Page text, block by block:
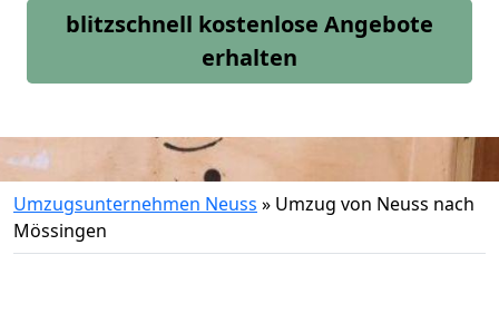
blitzschnell kostenlose Angebote
erhalten
Umzugsunternehmen Neuss » Umzug von Neuss nach
Mössingen